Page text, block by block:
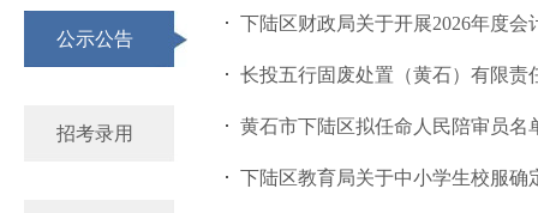
公示公告
招考录用
下陆区财政局关于开展2026年度会
长投五行固废处置（黄石）有限责
黄石市下陆区拟任命人民陪审员名
下陆区教育局关于中小学生校服确